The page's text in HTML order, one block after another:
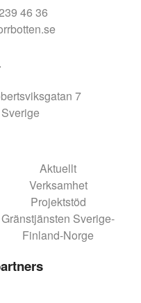
46 36
7
Aktuellt
Verksamhet
Projektstöd
Gränstjänsten Sverige-
Finland-Norge